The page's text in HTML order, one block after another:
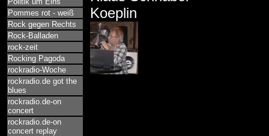
Pommes rot - weiß
Rock gegen Rechts
Rock-Balladen
rock-zeit
Rocking Pagoda
rockradio-Woche
rockradio.de got the
blues
rockradio.de-on
concert
rockradio.de-on
concert replay
Koeplin